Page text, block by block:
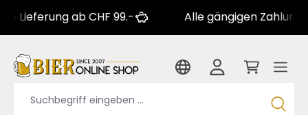
ab CHF 99.- Alle gängigen Zahlungsarten